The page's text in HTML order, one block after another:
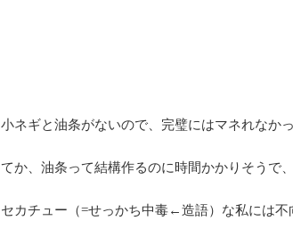
小ネギと油条がないので、完璧にはマネれなかっ
てか、油条って結構作るのに時間かかりそうで、
セカチュー（=せっかち中毒←造語）な私には不